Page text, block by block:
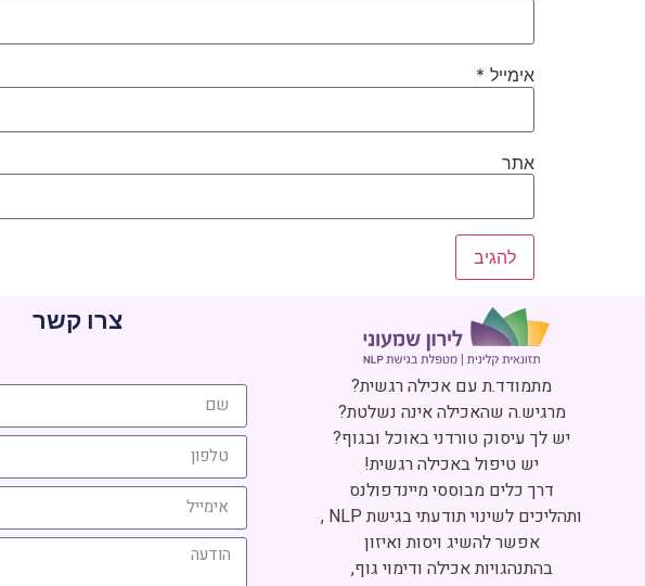
אימייל *
אתר
מתמודד.ת עם אכילה רגשית?
מרגיש.ה שהאכילה אינה נשלטת?
יש לך עיסוק טורדני באוכל ובגוף?
יש טיפול באכילה רגשית!
דרך כלים מבוססי מיינדפולנס
ותהליכים לשינוי תודעתי בגישת NLP ,
אפשר להשיג ויסות ואיזון
בהתנהגויות אכילה ודימוי גוף,
צרו קשר